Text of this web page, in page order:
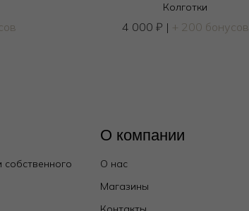
Колготки
4 000 ₽ | + 200 бонусов
О компании
О нас
Магазины